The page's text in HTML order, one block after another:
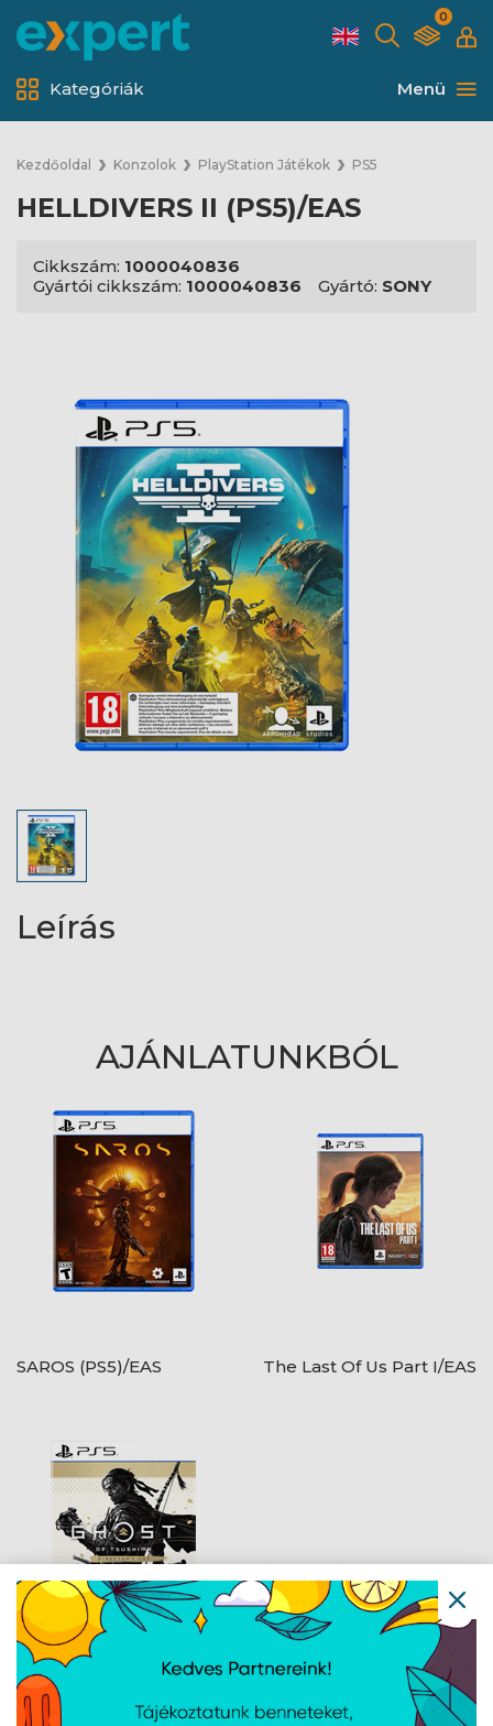
0
Menü
Kategóriák
Kezdőoldal Konzolok PlayStation Játékok PS5
HELLDIVERS II (PS5)/EAS
Cikkszám: 1000040836
Gyártói cikkszám: 1000040836 Gyártó: SONY
Leírás
AJÁNLATUNKBÓL
SAROS (PS5)/EAS The Last Of Us Part I/EAS
Ghost Dir Cut -
Remaster (PS5)/EAS